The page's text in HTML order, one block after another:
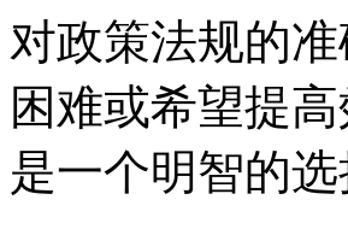
对政策法规的
困难或希望提
是一个明智的选